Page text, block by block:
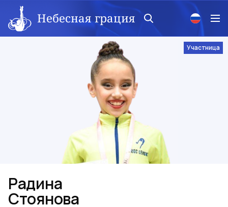
Небесная грация
Участница
Радина
Стоянова